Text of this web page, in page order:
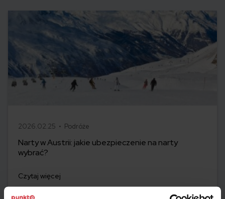
2026.02.25 • Podróże
Narty w Austrii: jakie ubezpieczenie na narty
wybrać?
Czytaj więcej